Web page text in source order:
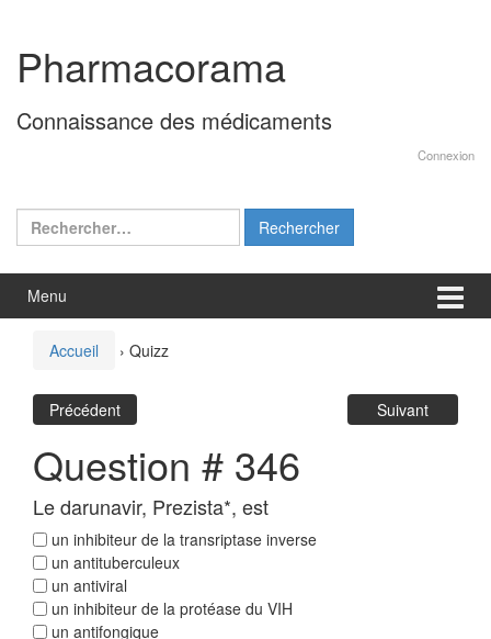
contenu
menu
principal
Pharmacorama
Connaissance des médicaments
Connexion
Rechercher :
Menu
Accueil › Quizz
Précédent Suivant
Question # 346
Le darunavir, Prezista*, est
un inhibiteur de la transriptase inverse
un antituberculeux
un antiviral
un inhibiteur de la protéase du VIH
un antifongique